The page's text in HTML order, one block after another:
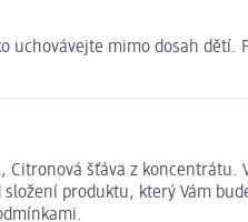
uchovávejte mimo dosah dětí.
Citronová šťáva z
produktu, který Vám